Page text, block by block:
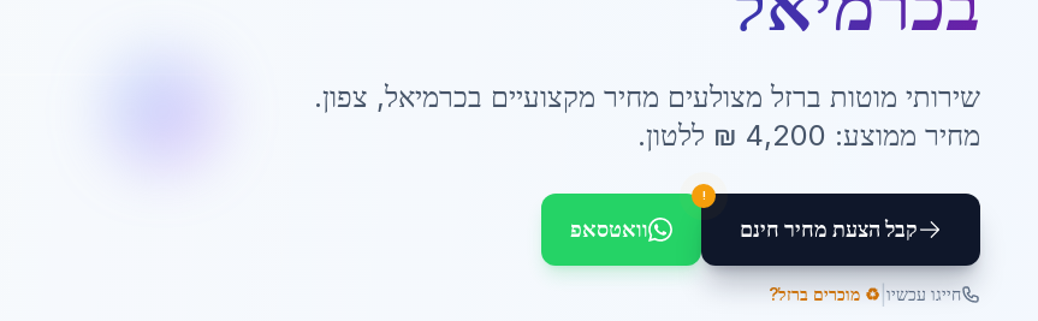
שירותי מוטות ברזל מצולעים מחיר מקצועיים בכרמיאל, צפון.
מחיר ממוצע: 4,200 ₪ ללטון.
קבל הצעת מחיר חינם
!
וואטסאפ
חייגו עכשיו ♻️ מוכרים ברזל?